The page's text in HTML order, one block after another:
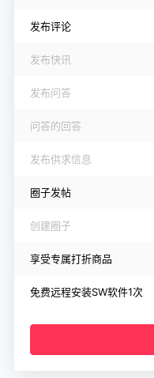
发布评论
发布快讯
发布问答
问答的回答
发布供求信息
圈子发帖
创建圈子
享受专属打折商品
免费远程安装SW软件1次